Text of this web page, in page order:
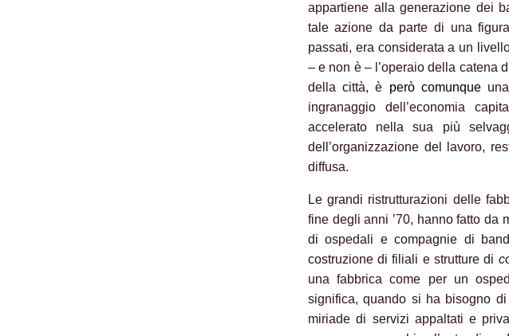
appartiene alla generazione dei
tale azione da parte di una
passati, era considerata a un
– e non è – l’operaio della catena
della città, è però comunqueuna
ingranaggio dell’economia
accelerato nella sua più
dell’organizzazione del lavoro,
diffusa.
Le grandi ristrutturazioni delle
fine degli anni ’70, hanno fatto da
di ospedali e compagnie di
costruzione di filiali e strutture di
una fabbrica come per un
significa, quando si ha bisogno
miriade di servizi appaltati e